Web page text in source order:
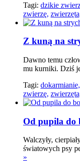
Tagi: dzikie
zwierzę,
Z kuną na
Dawno temu
mu kurniki. Dziś
Tagi: dokarmianie,
zwierzę,
Od pupila do
Walczyły,
światowych psy
»